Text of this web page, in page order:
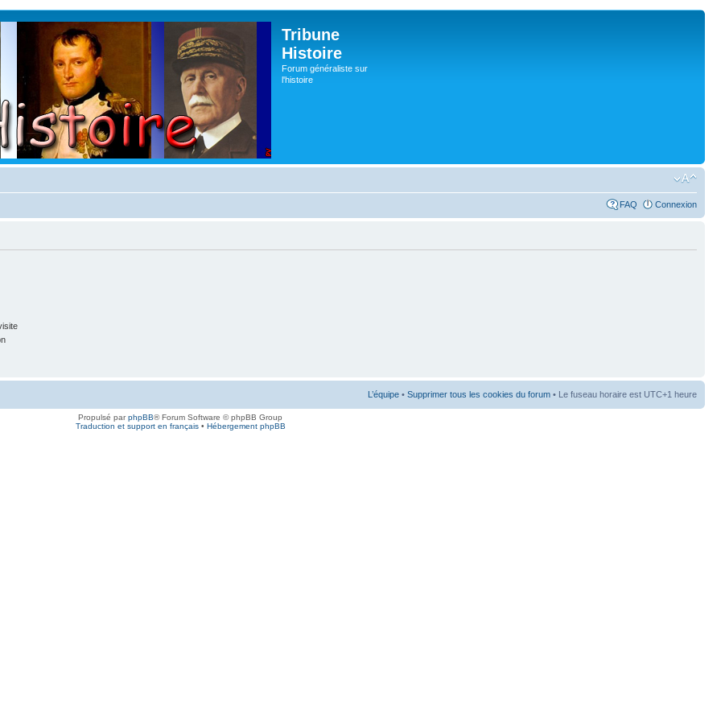
Tribune
Histoire
Forum généraliste sur
l'histoire
FAQ Connexion
L’équipe • Supprimer tous les cookies du forum • Le fuseau horaire est UTC+1 heure
Propulsé parphpBB® Forum Software © phpBB Group
Traduction et support en français• Hébergement phpBB